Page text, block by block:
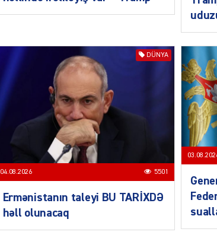
DÜNYA
04.08.2026 5501
Ermənistanın taleyi BU TARİXDƏ
həll olunacaq